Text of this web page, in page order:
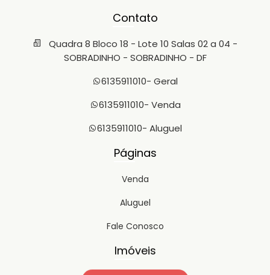
Contato
Quadra 8 Bloco 18 - Lote 10 Salas 02 a 04 -
SOBRADINHO - SOBRADINHO - DF
6135911010- Geral
6135911010- Venda
6135911010- Aluguel
Páginas
Venda
Aluguel
Fale Conosco
Imóveis